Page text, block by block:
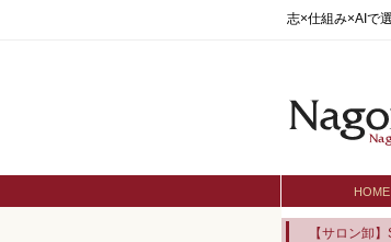
志×仕組み×AIで
HOME
【サロン卸